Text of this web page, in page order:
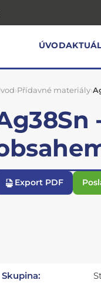
ÚVOD
›Přídavné materiály›
Export PDF
Skupina: